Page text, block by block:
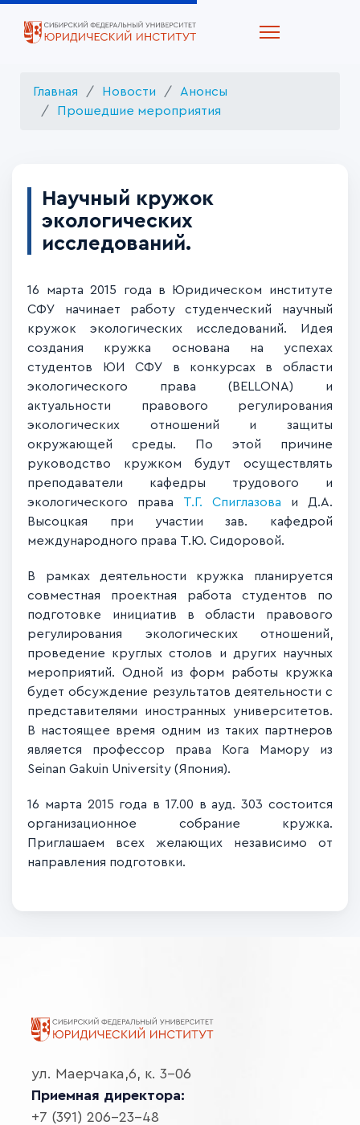
Главная Новости
Анонсы
Прошедшие мероприятия
Научный кружок
экологических
исследований.
16 марта 2015 года в Юридическом институте
СФУ начинает работу студенческий научный
кружок экологических исследований. Идея
создания кружка основана на успехах
студентов ЮИ СФУ в конкурсах в области
экологического права (BELLONA) и
актуальности правового регулирования
экологических отношений и защиты
окружающей среды. По этой причине
руководство кружком будут осуществлять
преподаватели кафедры трудового и
экологического права Т.Г. Спиглазова и Д.А.
Высоцкая при участии зав. кафедрой
международного права Т.Ю. Сидоровой.
В рамках деятельности кружка планируется
совместная проектная работа студентов по
подготовке инициатив в области правового
регулирования экологических отношений,
проведение круглых столов и других научных
мероприятий. Одной из форм работы кружка
будет обсуждение результатов деятельности с
представителями иностранных университетов.
В настоящее время одним из таких партнеров
является профессор права Кога Мамору из
Seinan Gakuin University (Япония).
16 марта 2015 года в 17.00 в ауд. 303 состоится
организационное собрание кружка.
Приглашаем всех желающих независимо от
направления подготовки.
ул. Маерчака,6, к. 3-06
Приемная директора:
+7 (391) 206-23-48